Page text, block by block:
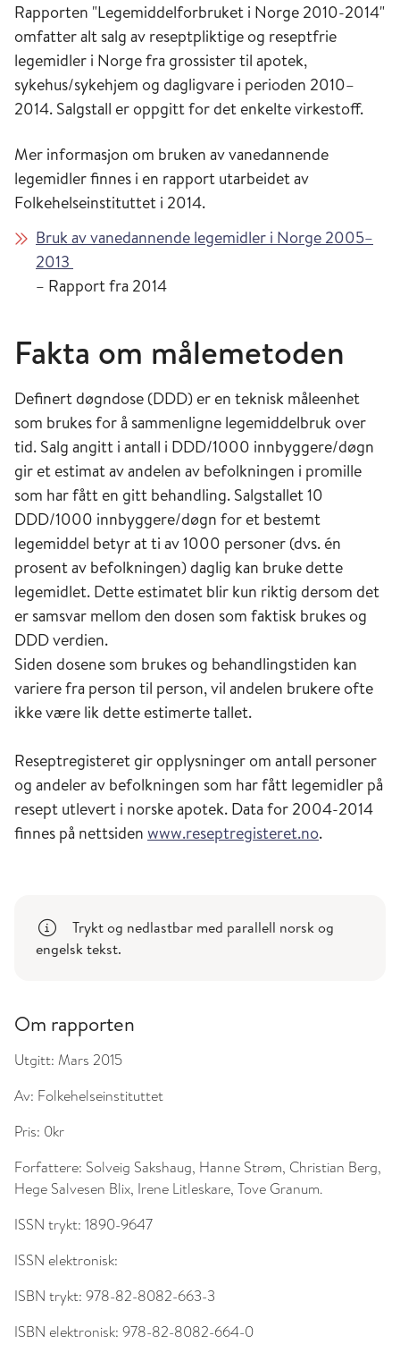
Rapporten "Legemiddelforbruket i Norge 2010-2014"
omfatter alt salg av reseptpliktige og reseptfrie
legemidler i Norge fra grossister til apotek,
sykehus/sykehjem og dagligvare i perioden 2010–
2014. Salgstall er oppgitt for det enkelte virkestoff.
Mer informasjon om bruken av vanedannende
legemidler finnes i en rapport utarbeidet av
Folkehelseinstituttet i 2014.
Bruk av vanedannende legemidler i Norge 2005–
2013
– Rapport fra 2014
Fakta om målemetoden
Definert døgndose (DDD) er en teknisk måleenhet
som brukes for å sammenligne legemiddelbruk over
tid. Salg angitt i antall i DDD/1000 innbyggere/døgn
gir et estimat av andelen av befolkningen i promille
som har fått en gitt behandling. Salgstallet 10
DDD/1000 innbyggere/døgn for et bestemt
legemiddel betyr at ti av 1000 personer (dvs. én
prosent av befolkningen) daglig kan bruke dette
legemidlet. Dette estimatet blir kun riktig dersom det
er samsvar mellom den dosen som faktisk brukes og
DDD verdien.
Siden dosene som brukes og behandlingstiden kan
variere fra person til person, vil andelen brukere ofte
ikke være lik dette estimerte tallet.
Reseptregisteret gir opplysninger om antall personer
og andeler av befolkningen som har fått legemidler på
resept utlevert i norske apotek. Data for 2004-2014
finnes på nettsiden www.reseptregisteret.no.
Trykt og nedlastbar med parallell norsk og
engelsk tekst.
Om rapporten
Utgitt: Mars 2015
Av: Folkehelseinstituttet
Pris: 0kr
Forfattere: Solveig Sakshaug, Hanne Strøm, Christian Berg,
Hege Salvesen Blix, Irene Litleskare, Tove Granum.
ISSN trykt: 1890-9647
ISSN elektronisk:
ISBN trykt: 978-82-8082-663-3
ISBN elektronisk: 978-82-8082-664-0